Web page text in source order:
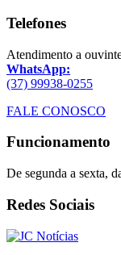
Telefones
Atendimento a
WhatsApp:
(37) 99938-0255
FALE CONOSCO
Funcionamento
De segunda a sexta,
Redes Sociais